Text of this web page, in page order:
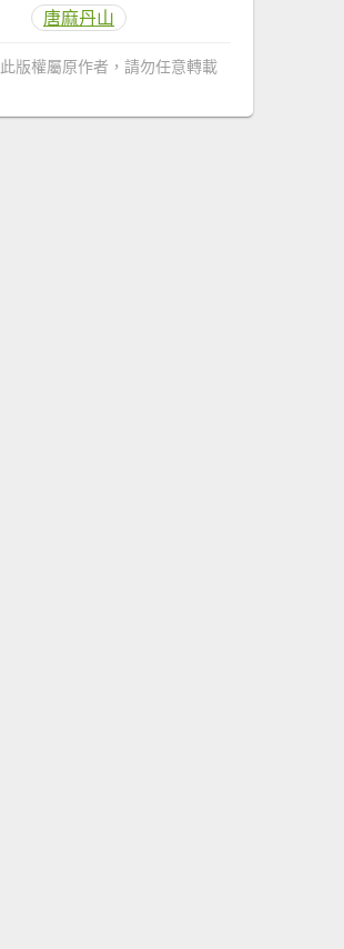
唐麻丹山
此版權屬原作者，請勿任意轉載